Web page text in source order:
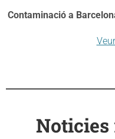
Contaminació a
Noticies